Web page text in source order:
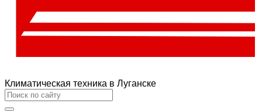
Климатическая техника в Луганске